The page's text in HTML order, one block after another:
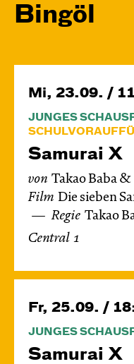
Bingöl
Mi, 23.09. /
JUNGES
Samurai X
von Takao Baba
Film Die sieben
Regie Takao
Central 1
Fr, 25.09. /
JUNGES
Samurai X